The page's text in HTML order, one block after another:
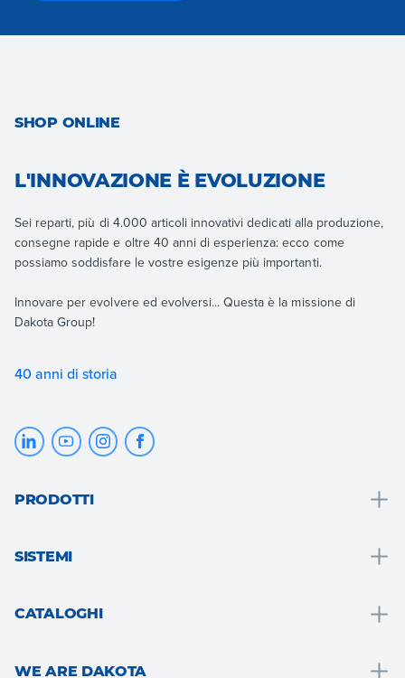
SHOP ONLINE
L'INNOVAZIONE È EVOLUZIONE
Sei reparti, più di 4.000 articoli innovativi dedicati alla produzione,
consegne rapide e oltre 40 anni di esperienza: ecco come
possiamo soddisfare le vostre esigenze più importanti.
Innovare per evolvere ed evolversi... Questa è la missione di
Dakota Group!
40 anni di storia
PRODOTTI
Giardino, terrazzo e aree esterne
SISTEMI
CATALOGHI
WE ARE DAKOTA